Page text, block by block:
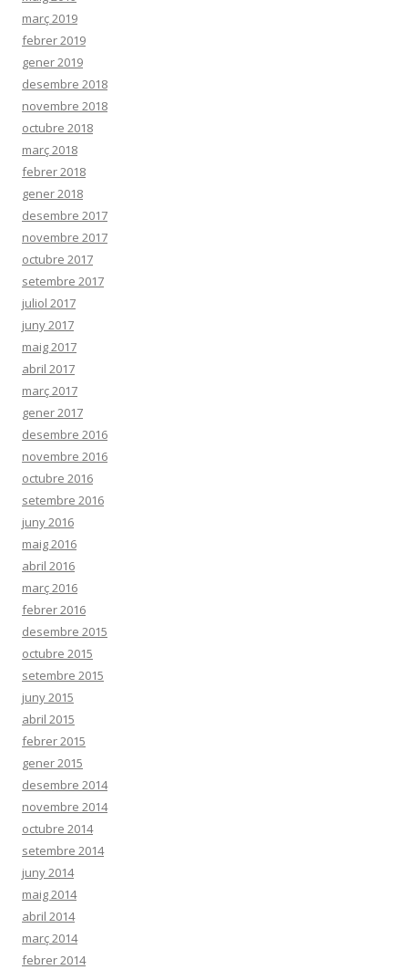
març 2019
febrer 2019
gener 2019
desembre 2018
novembre 2018
octubre 2018
març 2018
febrer 2018
gener 2018
desembre 2017
novembre 2017
octubre 2017
setembre 2017
juliol 2017
juny 2017
maig 2017
abril 2017
març 2017
gener 2017
desembre 2016
novembre 2016
octubre 2016
setembre 2016
juny 2016
maig 2016
abril 2016
març 2016
febrer 2016
desembre 2015
octubre 2015
setembre 2015
juny 2015
abril 2015
febrer 2015
gener 2015
desembre 2014
novembre 2014
octubre 2014
setembre 2014
juny 2014
maig 2014
abril 2014
març 2014
febrer 2014